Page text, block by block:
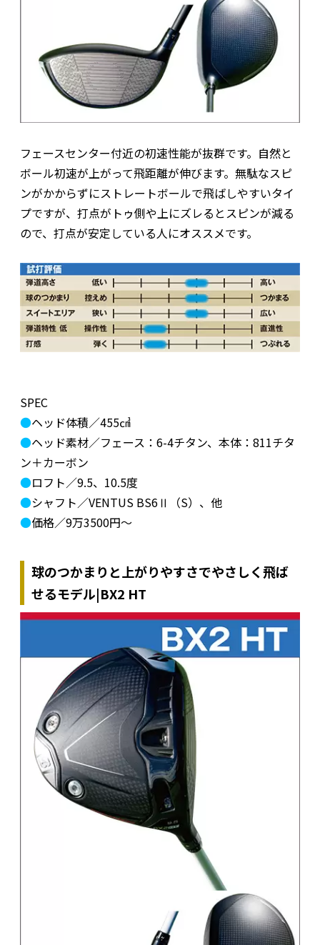
フェースセンター付近の初速性能が抜群です。自然と
ボール初速が上がって飛距離が伸びます。無駄なスピ
ンがかからずにストレートボールで飛ばしやすいタイ
プですが、打点がトゥ側や上にズレるとスピンが減る
ので、打点が安定している人にオススメです。
SPEC
●ヘッド体積／455㎤
●ヘッド素材／フェース：6-4チタン、本体：811チタ
ン＋カーボン
●ロフト／9.5、10.5度
●シャフト／VENTUS BS6Ⅱ（S）、他
●価格／9万3500円～
球のつかまりと上がりやすさでやさしく飛ば
せるモデル|BX2 HT